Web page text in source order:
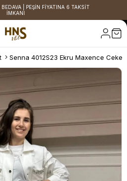
| PEŞİN FİYATINA 6 TAKSİT
İMKANI
Senna 4012S23 Ekru Maxence Ceket